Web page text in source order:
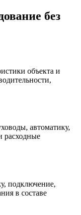
без
объекта и
автоматику,
расходные
подключение,
в составе